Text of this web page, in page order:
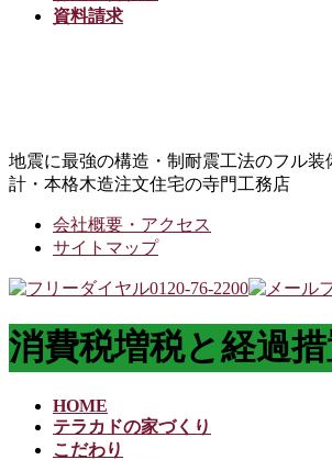
資料請求
地震に最強の構造・制耐震工法のフル装
計・本格木造注文住宅の寺門工務店
会社概要・アクセス
サイトマップ
消費税増税と経過
HOME
テラカドの家づくり
こだわり